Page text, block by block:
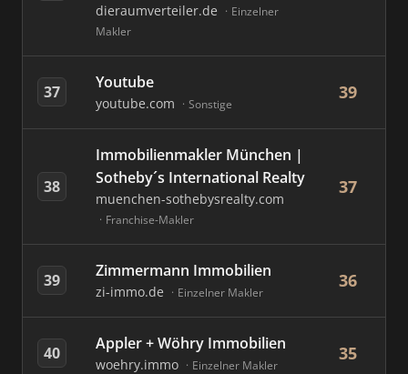
dieraumverteiler.de
Einzelner
Makler
37 Youtube
youtube.com Sonstige
39
38
Immobilienmakler München |
Sotheby´s International Realty
muenchen-sothebysrealty.com
Franchise-Makler
37
39 Zimmermann Immobilien
zi-immo.de Einzelner Makler
36
40 Appler + Wöhry Immobilien
woehry.immo Einzelner Makler
35